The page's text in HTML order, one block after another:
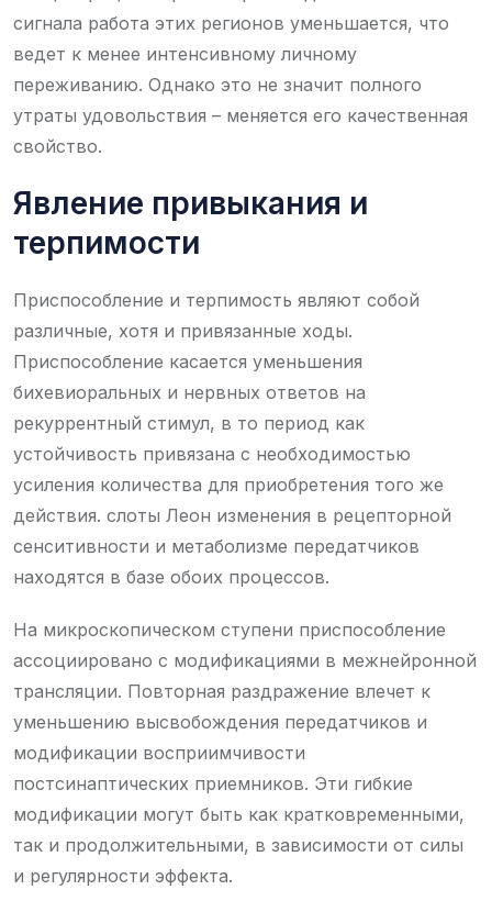
сигнала работа этих регионов уменьшается, что
ведет к менее интенсивному личному
переживанию. Однако это не значит полного
утраты удовольствия – меняется его качественная
свойство.
Явление привыкания и
терпимости
Приспособление и терпимость являют собой
различные, хотя и привязанные ходы.
Приспособление касается уменьшения
бихевиоральных и нервных ответов на
рекуррентный стимул, в то период как
устойчивость привязана с необходимостью
усиления количества для приобретения того же
действия. слоты Леон изменения в рецепторной
сенситивности и метаболизме передатчиков
находятся в базе обоих процессов.
На микроскопическом ступени приспособление
ассоциировано с модификациями в межнейронной
трансляции. Повторная раздражение влечет к
уменьшению высвобождения передатчиков и
модификации восприимчивости
постсинаптических приемников. Эти гибкие
модификации могут быть как кратковременными,
так и продолжительными, в зависимости от силы
и регулярности эффекта.